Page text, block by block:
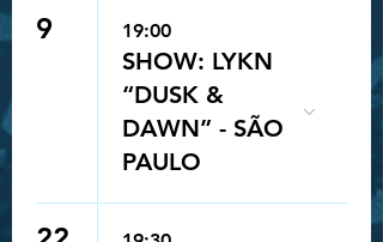
9 19:00
SHOW: LYKN
“DUSK &
DAWN” - SÃO
PAULO